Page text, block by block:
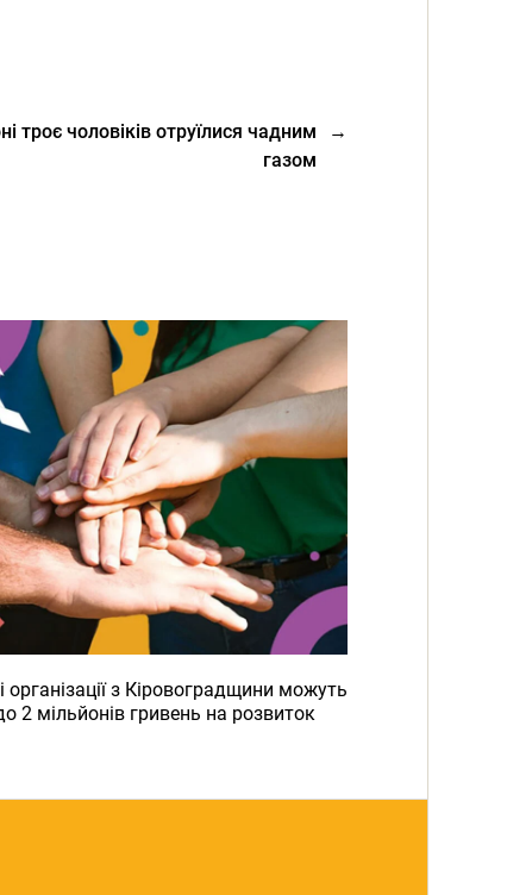
→
троє чоловіків отруїлися чадним
газом
організації з Кіровоградщини можуть
2 мільйонів гривень на розвиток